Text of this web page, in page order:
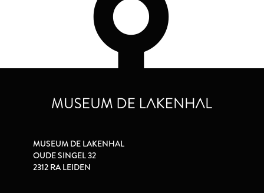
MUSEUM DE LAKENHAL
OUDE SINGEL 32
2312 RA LEIDEN